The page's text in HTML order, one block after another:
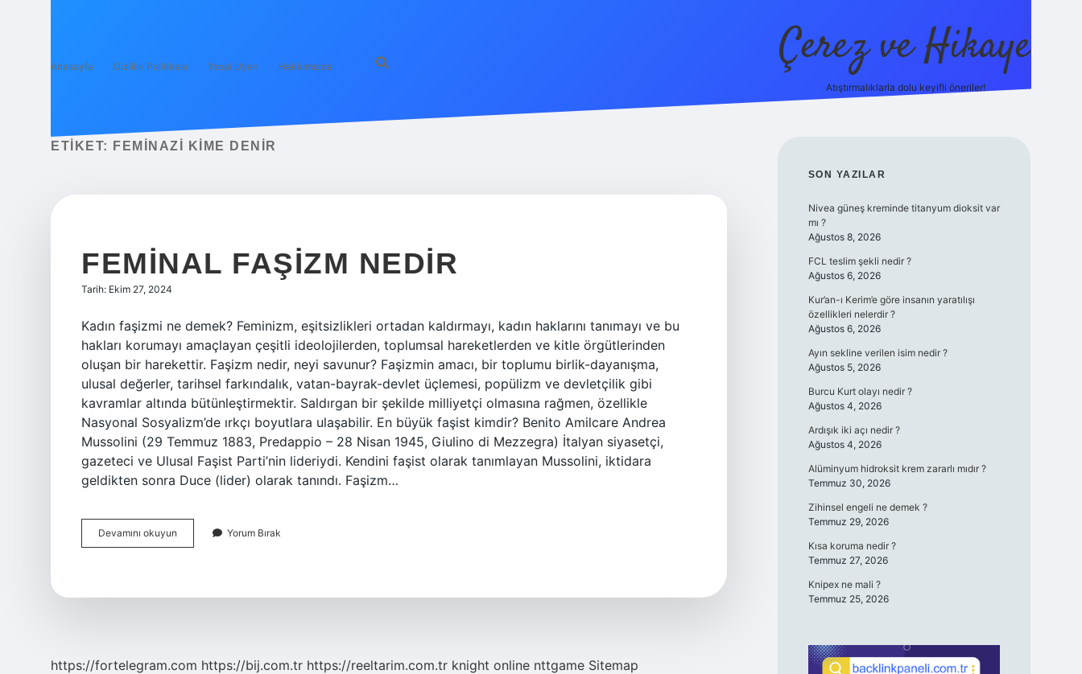
Anasayfa Gizlilik Politikası Yasal Uyarı Hakkımızda Çerez ve Hikaye
Atıştırmalıklarla dolu keyifli öneriler!
ETIKET: FEMINAZI KIME DENIR
FEMINAL FAŞIZM NEDIR
Tarih: Ekim 27, 2024
Kadın faşizmi ne demek? Feminizm, eşitsizlikleri ortadan kaldırmayı, kadın haklarını tanımayı ve bu
hakları korumayı amaçlayan çeşitli ideolojilerden, toplumsal hareketlerden ve kitle örgütlerinden
oluşan bir harekettir. Faşizm nedir, neyi savunur? Faşizmin amacı, bir toplumu birlik-dayanışma,
ulusal değerler, tarihsel farkındalık, vatan-bayrak-devlet üçlemesi, popülizm ve devletçilik gibi
kavramlar altında bütünleştirmektir. Saldırgan bir şekilde milliyetçi olmasına rağmen, özellikle
Nasyonal Sosyalizm’de ırkçı boyutlara ulaşabilir. En büyük faşist kimdir? Benito Amilcare Andrea
Mussolini (29 Temmuz 1883, Predappio – 28 Nisan 1945, Giulino di Mezzegra) İtalyan siyasetçi,
gazeteci ve Ulusal Faşist Parti’nin lideriydi. Kendini faşist olarak tanımlayan Mussolini, iktidara
geldikten sonra Duce (lider) olarak tanındı. Faşizm…
Devamını okuyun
Faşizm
Yorum Bırak
https://fortelegram.com https://bij.com.tr https://reeltarim.com.tr knight online nttgame Sitemap
SIDEBAR
SON YAZILAR
Nivea güneş kreminde titanyum dioksit var
mı ?
Ağustos 8, 2026
FCL teslim şekli nedir ?
Ağustos 6, 2026
Kur’an-ı Kerim’e göre insanın yaratılışı
özellikleri nelerdir ?
Ağustos 6, 2026
Ayın sekline verilen isim nedir ?
Ağustos 5, 2026
Burcu Kurt olayı nedir ?
Ağustos 4, 2026
Ardışık iki açı nedir ?
Ağustos 4, 2026
Alüminyum hidroksit krem zararlı mıdır ?
Temmuz 30, 2026
Zihinsel engeli ne demek ?
Temmuz 29, 2026
Kısa koruma nedir ?
Temmuz 27, 2026
Knipex ne mali ?
Temmuz 25, 2026